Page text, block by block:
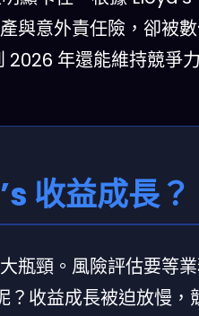
與意外責任險，卻被
2026 年還能維持競爭
收益成長？
瓶頸。風險評估要等
？收益成長被迫放慢，